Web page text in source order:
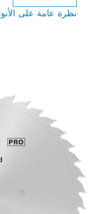
الأنواع(11)